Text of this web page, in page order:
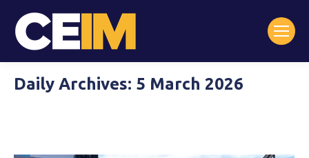
Daily Archives: 5 March 2026